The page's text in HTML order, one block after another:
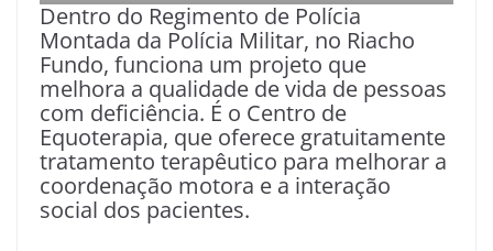
Dentro do Regimento de Polícia
Montada da Polícia Militar, no Riacho
Fundo, funciona um projeto que
melhora a qualidade de vida de pessoas
com deficiência. É o Centro de
Equoterapia, que oferece gratuitamente
tratamento terapêutico para melhorar a
coordenação motora e a interação
social dos pacientes.